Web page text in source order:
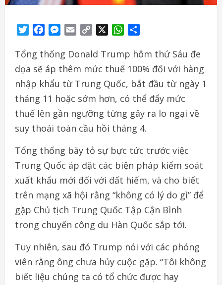
TwitterFacebookMessenger
Email
Copy
WhatsApp
Tổng thống Donald Trump hôm thứ Sáu đe
dọa sẽ áp thêm mức thuế 100% đối với hàng
nhập khẩu từ Trung Quốc, bắt đầu từ ngày 1
tháng 11 hoặc sớm hơn, có thể đẩy mức
thuế lên gần ngưỡng từng gây ra lo ngại về
suy thoái toàn cầu hồi tháng 4.
Tổng thống bày tỏ sự bực tức trước việc
Trung Quốc áp đặt các biện pháp kiểm soát
xuất khẩu mới đối với đất hiếm, và cho biết
trên mạng xã hội rằng “không có lý do gì” để
gặp Chủ tịch Trung Quốc Tập Cận Bình
trong chuyến công du Hàn Quốc sắp tới.
Tuy nhiên, sau đó Trump nói với các phóng
viên rằng ông chưa hủy cuộc gặp. “Tôi không
biết liệu chúng ta có tổ chức được hay